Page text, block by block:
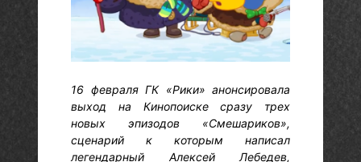
16 февраля ГК «Рики» анонсировала
выход на Кинопоиске сразу трех
новых эпизодов «Смешариков»,
сценарий к которым написал
легендарный Алексей Лебедев,